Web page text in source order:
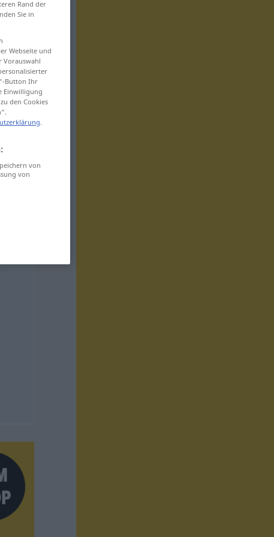
Rand der
Sie in
Webseite und
Vorauswahl
Button Ihr
Einwilligung
den Cookies
.
von
von